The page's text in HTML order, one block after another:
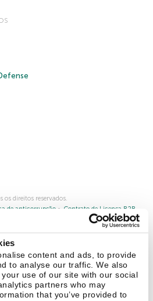
content and ads, to provide
to analyse our traffic. We also
use of our site with our social
partners who may
that you’ve provided to
os direitos reservados.
de anticorrupção
Contrato de Licença B2B
Cookies
Parceiros